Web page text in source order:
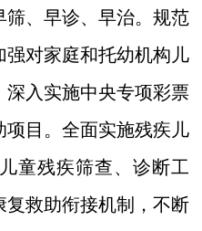
、早诊、早治。规范
对家庭和托幼机构儿
入实施中央专项彩票
目。全面实施残疾儿
童残疾筛查、诊断工
救助衔接机制，不断